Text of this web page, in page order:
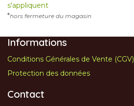
s'appliquent
*hors fermeture du magasin
Informations
Conditions Générales de Vente (CGV)
Protection des données
Contact